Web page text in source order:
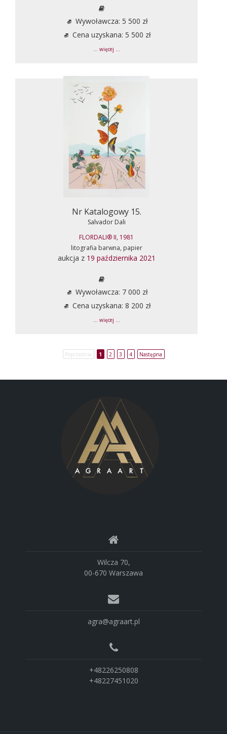
Wywoławcza: 5 500 zł
Cena uzyskana: 5 500 zł
... więcej ...
Nr Katalogowy 15.
Salvador Dali
FLORDALI® II, 1981
litografia barwna, papier
aukcja z 19 października 2021
Wywoławcza: 7 000 zł
Cena uzyskana: 8 200 zł
... więcej ...
Poprzednia 1 2 3 4 Następna
Wilcza 70,
00-670 Warszawa
agra@agraart.pl
+48226250808
+48227451020